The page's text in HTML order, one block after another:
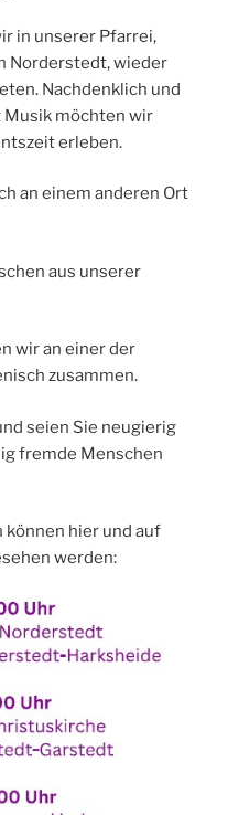
in unserer Pfarrei,
Norderstedt, wieder
Nachdenklich und
Musik möchten wir
erleben.
an einem anderen Ort
aus unserer
wir an einer der
zusammen.
seien Sie neugierig
fremde Menschen
hier und auf
werden: